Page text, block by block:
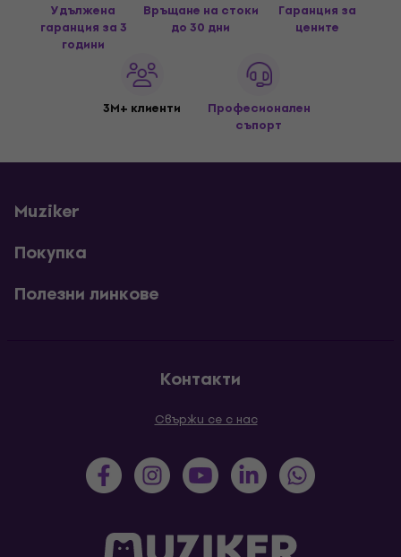
Удължена
гаранция за 3
години
Връщане на стоки
до 30 дни
Гаранция за
цените
3M+ клиенти
Професионален
съпорт
Muziker
Покупка
Полезни линкове
Контакти
Свържи се с нас